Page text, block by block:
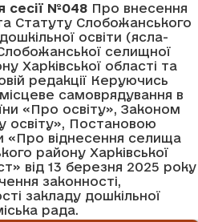
сесії №048 Про внесення
Статуту Слобожанського
освіти (ясла-
селищної
Харківської області та
редакції Керуючись
самоврядування в
«Про освіту», Законом
освіту», Постановою
«Про віднесення селища
району Харківської
від 13 березня 2025 року
законності,
закладу дошкільної
рада.